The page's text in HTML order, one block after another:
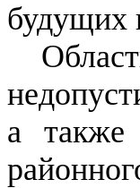
будущих
а также